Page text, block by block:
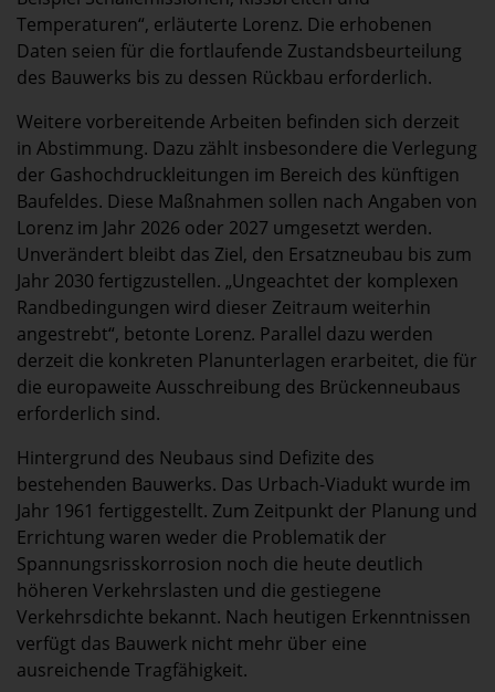
Temperaturen“, erläuterte Lorenz. Die erhobenen
Daten seien für die fortlaufende Zustandsbeurteilung
des Bauwerks bis zu dessen Rückbau erforderlich.
Weitere vorbereitende Arbeiten befinden sich derzeit
in Abstimmung. Dazu zählt insbesondere die Verlegung
der Gashochdruckleitungen im Bereich des künftigen
Baufeldes. Diese Maßnahmen sollen nach Angaben von
Lorenz im Jahr 2026 oder 2027 umgesetzt werden.
Unverändert bleibt das Ziel, den Ersatzneubau bis zum
Jahr 2030 fertigzustellen. „Ungeachtet der komplexen
Randbedingungen wird dieser Zeitraum weiterhin
angestrebt“, betonte Lorenz. Parallel dazu werden
derzeit die konkreten Planunterlagen erarbeitet, die für
die europaweite Ausschreibung des Brückenneubaus
erforderlich sind.
Hintergrund des Neubaus sind Defizite des
bestehenden Bauwerks. Das Urbach-Viadukt wurde im
Jahr 1961 fertiggestellt. Zum Zeitpunkt der Planung und
Errichtung waren weder die Problematik der
Spannungsrisskorrosion noch die heute deutlich
höheren Verkehrslasten und die gestiegene
Verkehrsdichte bekannt. Nach heutigen Erkenntnissen
verfügt das Bauwerk nicht mehr über eine
ausreichende Tragfähigkeit.